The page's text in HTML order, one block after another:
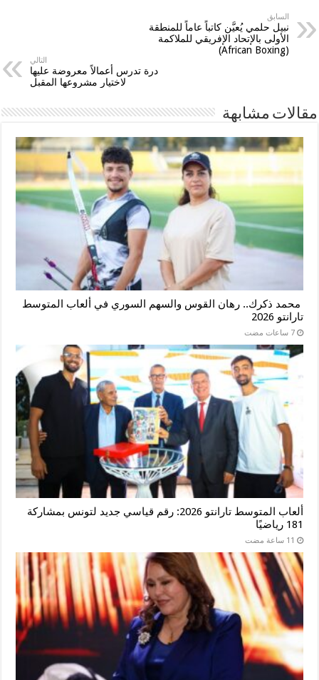
السابق
نبيل حلمي يُعيَّن كاتباً عاماً للمنطقة
الأولى بالإتحاد الإفريقي للملاكمة
(African Boxing)
التالي
درة تدرس أعمالاً معروضة عليها
لاختيار مشروعها المقبل
مقالات مشابهة
​ محمد ذكرك.. رهان القوس والسهم السوري في ألعاب المتوسط
تارانتو 2026
‏7 ساعات مضت
ألعاب المتوسط تارانتو 2026: رقم قياسي جديد لتونس بمشاركة
181 رياضيًا